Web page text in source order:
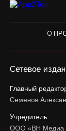
О
Сетевое
Главный
Семенов
Учредитель:
ООО «ВН Медиа